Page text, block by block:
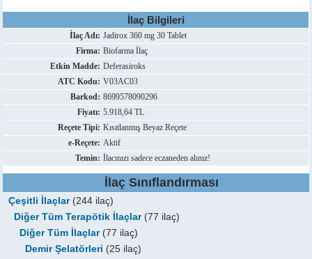
İlaç Bilgileri
İlaç Adı: Jadirox 360 mg 30 Tablet
Firma: Biofarma İlaç
Etkin Madde: Deferasiroks
ATC Kodu: V03AC03
Barkod: 8699578090296
Fiyatı: 5.918,64 TL
Reçete Tipi: Kısıtlanmış Beyaz Reçete
e-Reçete: Aktif
Temin: İlacınızı sadece eczaneden alınız!
İlaç Sınıflandırması
Çeşitli İlaçlar(244 ilaç)
Diğer Tüm Terapötik İlaçlar(77 ilaç)
Diğer Tüm İlaçlar(77 ilaç)
Demir Şelatörleri (25 ilaç)